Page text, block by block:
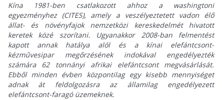
Kína 1981-ben csatlakozott ahhoz a washingtoni
egyezményhez (CITES), amely a veszélyeztetett vadon élő
állat- és növényfajok nemzetközi kereskedelmét hivatott
keretek közé szorítani. Ugyanakkor 2008-ban felmentést
kapott annak hatálya alól és a kínai elefántcsont-
kézművesipar megőrzésének indokával engedélyezték
számára 62 tonnányi afrikai elefántcsont megvásárlását.
Ebből minden évben központilag egy kisebb mennyiséget
adnak át feldolgozásra az államilag engedélyezett
elefántcsont-faragó üzemeknek.